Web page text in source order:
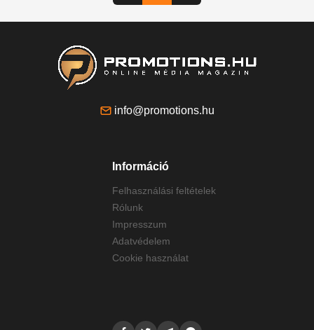
info@promotions.hu
Információ
Felhasználási feltételek
Rólunk
Impresszum
Adatvédelem
Cookie használat